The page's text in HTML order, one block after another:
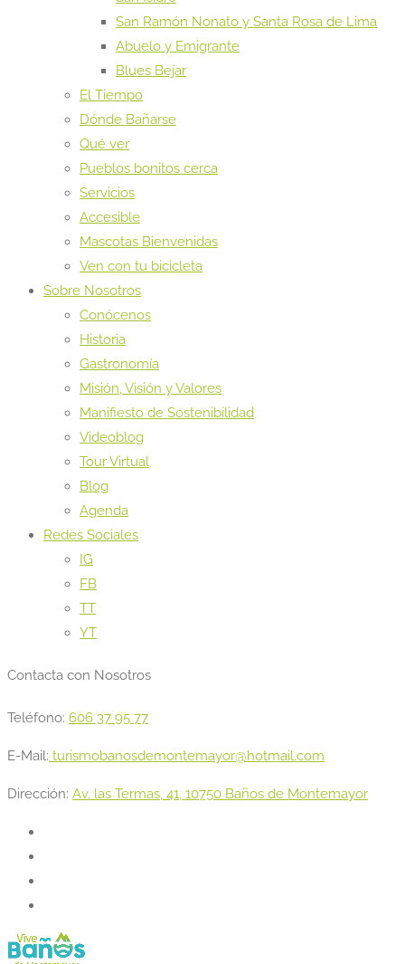
San Ramón Nonato y Santa Rosa de Lima
Abuelo y Emigrante
Blues Bejar
El Tiempo
Dónde Bañarse
Qué ver
Pueblos bonitos cerca
Servicios
Accesible
Mascotas Bienvenidas
Ven con tu bicicleta
Sobre Nosotros
Conócenos
Historia
Gastronomía
Misión, Visión y Valores
Manifiesto de Sostenibilidad
Videoblog
Tour Virtual
Blog
Agenda
Redes Sociales
IG
FB
TT
YT
Contacta con Nosotros
Teléfono: 606 37 95 77
E-Mail: turismobanosdemontemayor@hotmail.com
Dirección: Av. las Termas, 41, 10750 Baños de Montemayor